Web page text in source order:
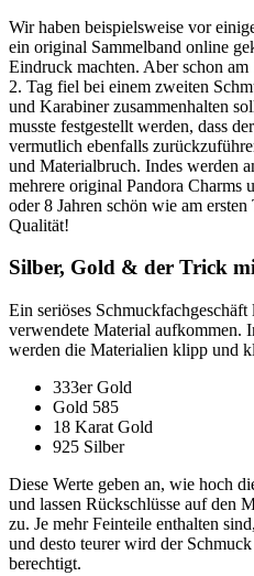
Wir haben beispielsweise vor
ein original Sammelband online
Eindruck machten. Aber schon
2. Tag fiel bei einem zweiten
und Karabiner zusammenhalten
musste festgestellt werden, dass
vermutlich ebenfalls
und Materialbruch. Indes werden
mehrere original Pandora Charms
oder 8 Jahren schön wie am
Qualität!
Silber, Gold & der Trick
Ein seriöses
verwendete Material aufkommen.
werden die Materialien klipp und
333er Gold
Gold 585
18 Karat Gold
925 Silber
Diese Werte geben an, wie hoch
und lassen Rückschlüsse auf den
zu. Je mehr Feinteile enthalten
und desto teurer wird der
berechtigt.